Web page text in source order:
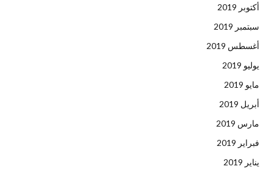
أكتوبر 2019
سبتمبر 2019
أغسطس 2019
يوليو 2019
مايو 2019
أبريل 2019
مارس 2019
فبراير 2019
يناير 2019